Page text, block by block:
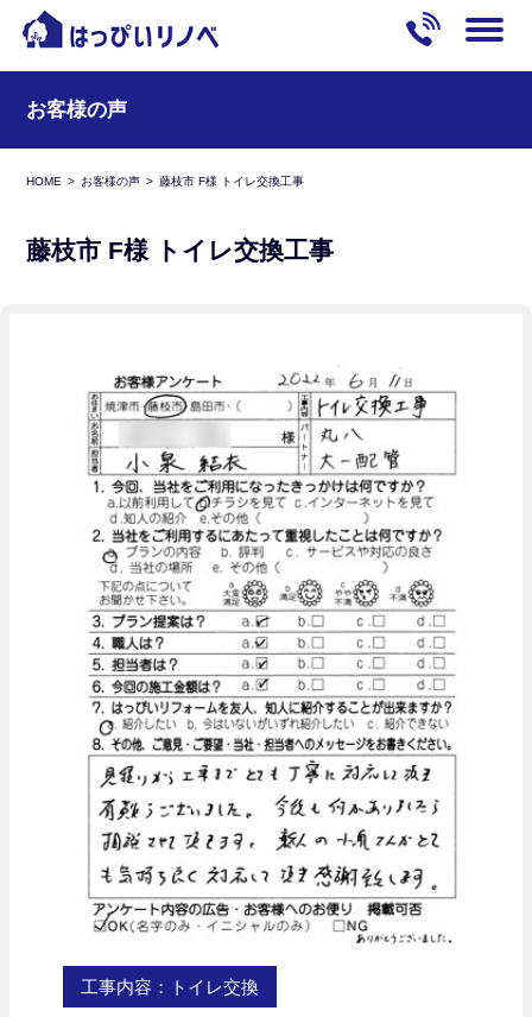
お客様の声
HOME お客様の声 藤枝市 F様 トイレ交換工事
藤枝市 F様 トイレ交換工事
工事内容：トイレ交換